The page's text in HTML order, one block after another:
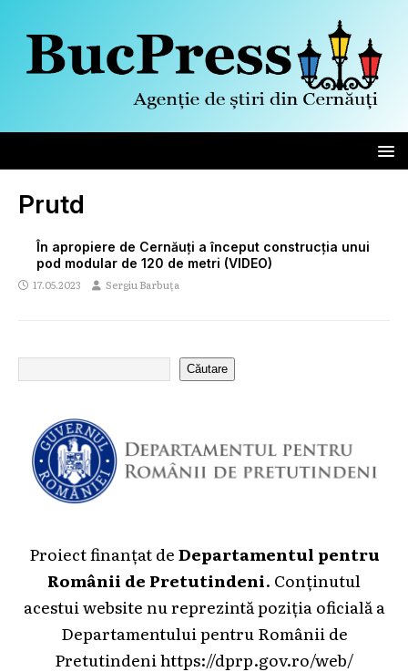
Prutd
În apropiere de Cernăuți a început construcția unui
pod modular de 120 de metri (VIDEO)
17.05.2023 Sergiu Barbuța
Căutare
Proiect finanțat deDepartamentul pentru
Românii de Pretutindeni. Conținutul
acestui website nu reprezintă poziția oficială a
Departamentului pentru Românii de
Pretutindeni https://dprp.gov.ro/web/